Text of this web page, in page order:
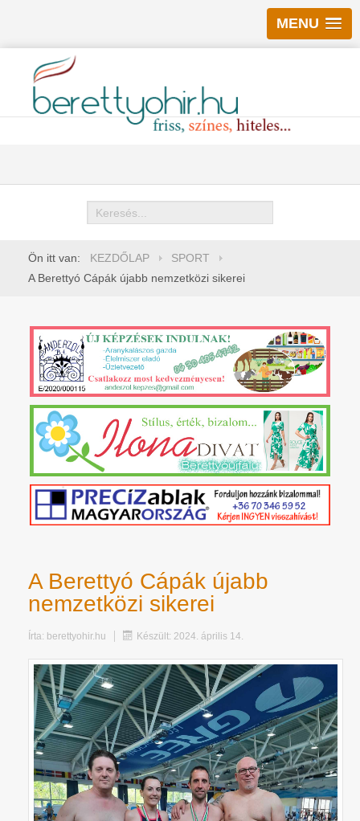
MENU
Keresés
Ön itt van: KEZDŐLAP
SPORT
A Berettyó Cápák újabb nemzetközi sikerei
A Berettyó Cápák újabb
nemzetközi sikerei
Írta: berettyohir.hu Készült: 2024. április 14.